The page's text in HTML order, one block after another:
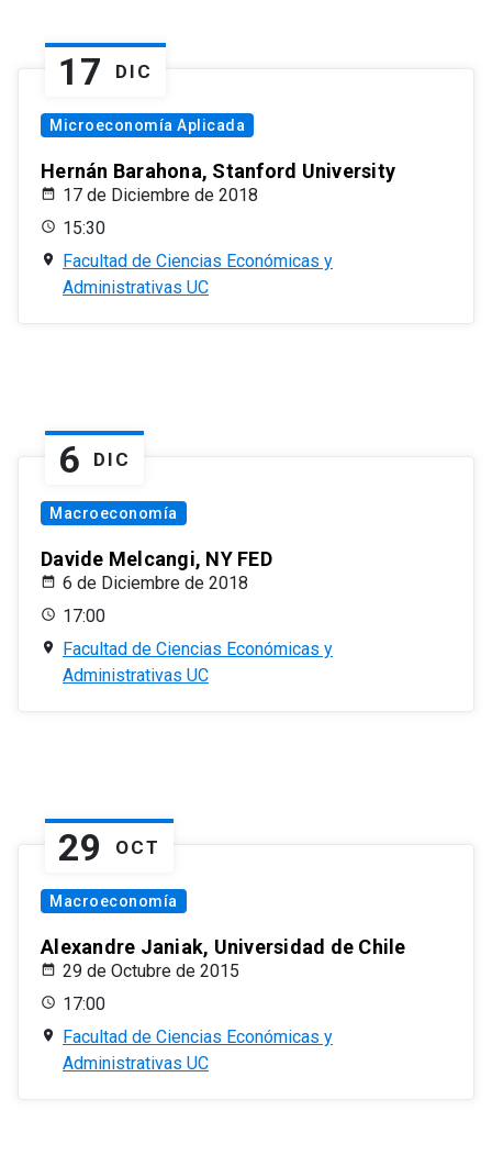
17 DIC
Microeconomía Aplicada
Hernán Barahona, Stanford University
17 de Diciembre de 2018
15:30
Facultad de Ciencias Económicas y
Administrativas UC
6 DIC
Macroeconomía
Davide Melcangi, NY FED
6 de Diciembre de 2018
17:00
Facultad de Ciencias Económicas y
Administrativas UC
29 OCT
Macroeconomía
Alexandre Janiak, Universidad de Chile
29 de Octubre de 2015
17:00
Facultad de Ciencias Económicas y
Administrativas UC